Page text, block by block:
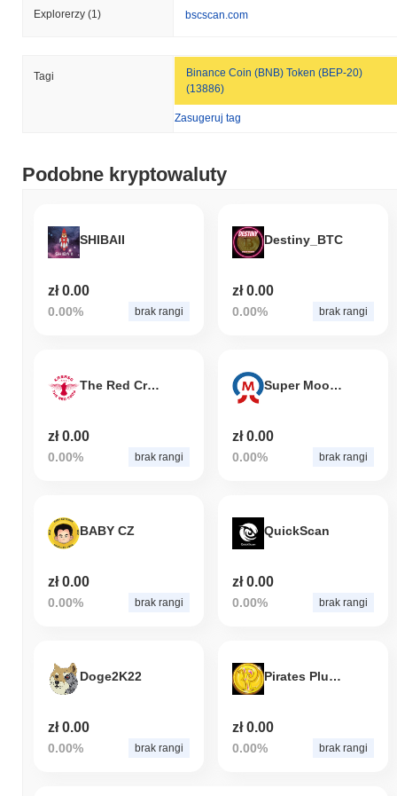
Explorerzy (1) bscscan.com
Tagi
Binance Coin (BNB) Token (BEP-20)
(13886)
Zasugeruj tag
Podobne kryptowaluty
SHIBAII
zł 0.00
0.00% brak rangi
Destiny_BTC
zł 0.00
0.00% brak rangi
The Red Crow
zł 0.00
0.00% brak rangi
Super Moon Lotto
zł 0.00
0.00% brak rangi
BABY CZ
zł 0.00
0.00% brak rangi
QuickScan
zł 0.00
0.00% brak rangi
Doge2K22
zł 0.00
0.00% brak rangi
Pirates Plunder
zł 0.00
0.00% brak rangi